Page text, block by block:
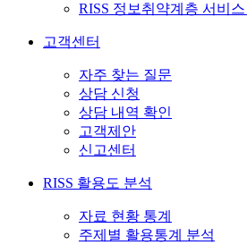
RISS 정보취약계층 서비
고객센터
자주 찾는 질문
상담 신청
상담 내역 확인
고객제안
신고센터
RISS 활용도 분석
자료 현황 통계
주제별 활용통계 분석